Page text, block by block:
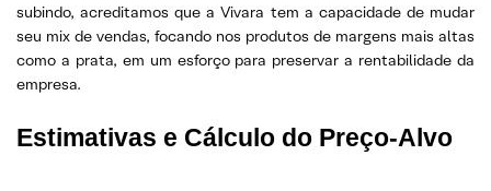
subindo, acreditamos que a Vivara tem a capacidade de mudar
seu mix de vendas, focando nos produtos de margens mais altas
como a prata, em um esforço para preservar a rentabilidade da
empresa.
Estimativas e Cálculo do Preço-Alvo